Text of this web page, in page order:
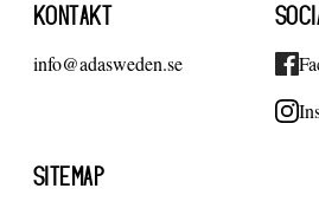
KONTAKT
info@adasweden.se
SITEMAP